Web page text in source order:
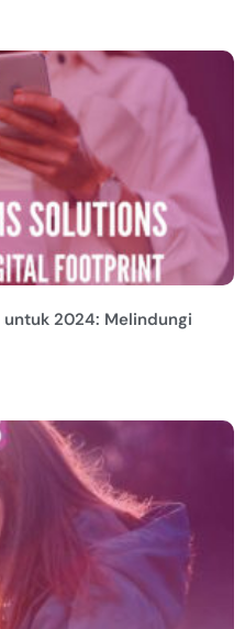
untuk 2024: Melindungi